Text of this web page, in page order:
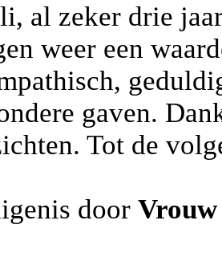
al zeker drie
weer een
gaven.
Tot de
door Vrouw